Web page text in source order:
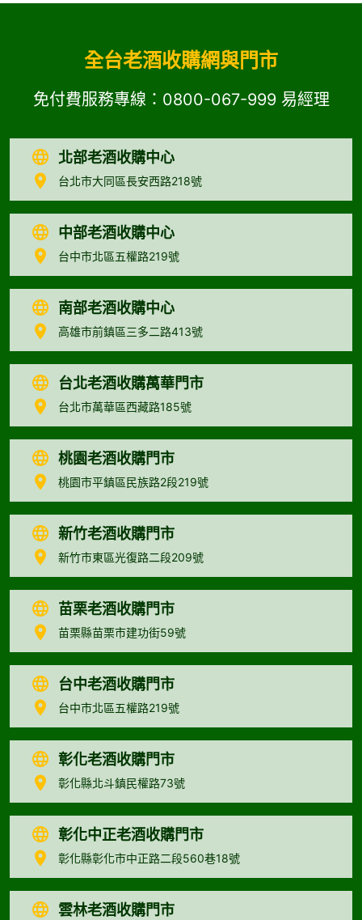
全台老酒收購網與門市
免付費服務專線： 0800-067-999易經理
北部老酒收購中心
台北市大同區長安西路218號
中部老酒收購中心
台中市北區五權路219號
南部老酒收購中心
高雄市前鎮區三多二路413號
台北老酒收購萬華門市
台北市萬華區西藏路185號
桃園老酒收購門市
桃園市平鎮區民族路2段219號
新竹老酒收購門市
新竹市東區光復路二段209號
苗栗老酒收購門市
苗栗縣苗栗市建功街59號
台中老酒收購門市
台中市北區五權路219號
彰化老酒收購門市
彰化縣北斗鎮民權路73號
彰化中正老酒收購門市
彰化縣彰化市中正路二段560巷18號
雲林老酒收購門市